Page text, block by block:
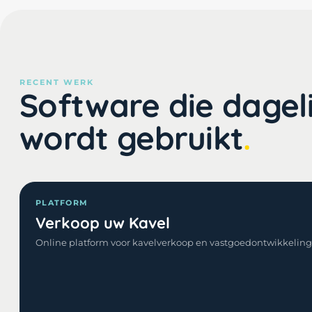
RECENT WERK
Software die
wordt gebruikt
PLATFORM
Verkoop uw Kavel
Online platform voor kavelverkoop en vastgoedontwikkeling